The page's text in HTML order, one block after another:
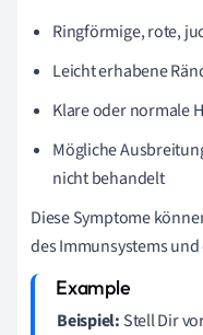
Ringförmige, rote,
Leicht erhabene
Klare oder normale
Mögliche
nicht behandelt
Diese Symptome
des Immunsystems
Beispiel: Stell Dir